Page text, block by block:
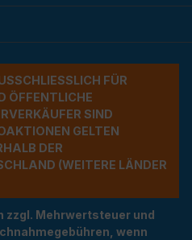
FÜR G
A
SIND A
GELTEN A
DER BU
(WEITERE LÄNDER NU
zzgl. Mehrwertsteuer und
wenn